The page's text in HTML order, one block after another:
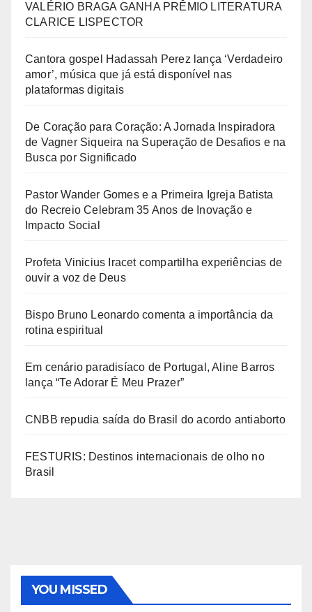
VALÉRIO BRAGA GANHA PRÊMIO LITERATURA
CLARICE LISPECTOR
Cantora gospel Hadassah Perez lança ‘Verdadeiro
amor’, música que já está disponível nas
plataformas digitais
De Coração para Coração: A Jornada Inspiradora
de Vagner Siqueira na Superação de Desafios e na
Busca por Significado
Pastor Wander Gomes e a Primeira Igreja Batista
do Recreio Celebram 35 Anos de Inovação e
Impacto Social
Profeta Vinicius Iracet compartilha experiências de
ouvir a voz de Deus
Bispo Bruno Leonardo comenta a importância da
rotina espiritual
Em cenário paradisíaco de Portugal, Aline Barros
lança “Te Adorar É Meu Prazer”
CNBB repudia saída do Brasil do acordo antiaborto
FESTURIS: Destinos internacionais de olho no
Brasil
YOU MISSED